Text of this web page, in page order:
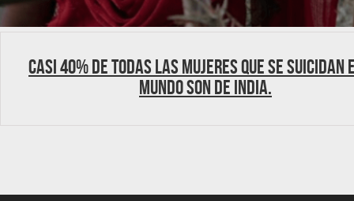
Casi 40% de todas las mujeres que se suicidan
mundo son de India.